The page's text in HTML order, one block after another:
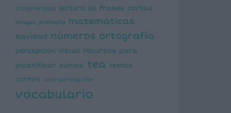
comprensiva lectura de frases cortas
lengua primaria matemáticas
Navidad números ortografía
percepción visual recursos para
plastificar sumas tea textos
cortos
viso-percepción
vocabulario